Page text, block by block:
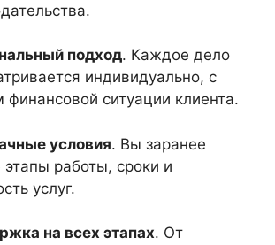
подход. Каждое дело
индивидуально, с
финансовой ситуации клиента.
условия. Вы заранее
этапы работы, сроки и
услуг.
на всех этапах. От